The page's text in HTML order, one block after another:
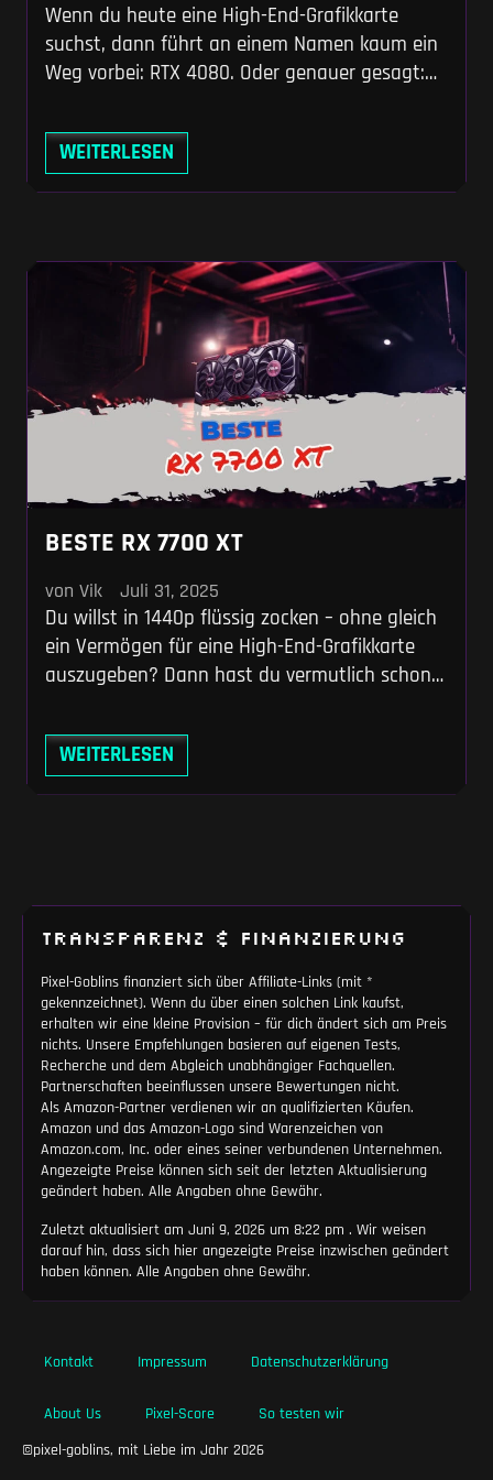
Wenn du heute eine High-End-Grafikkarte
suchst, dann führt an einem Namen kaum ein
Weg vorbei: RTX 4080. Oder genauer gesagt:
NVIDIA eine längst überfällige Preiskorrektur
vorgenommen – und gleichzeitig das Rennen
um die Krone der besten GPU unter 1000 Euro
WEITERLESEN
BESTE RX 7700 XT
von Vik Juli 31, 2025
Du willst in 1440p flüssig zocken – ohne gleich
ein Vermögen für eine High-End-Grafikkarte
auszugeben? Dann hast du vermutlich schon
geworfen. Diese Karte zielt genau auf Gamer
wie dich ab: ambitioniert, preisbewusst,
leistungsorientiert. Aber es ist kompliziert.
WEITERLESEN
TRANSPARENZ & FINANZIERUNG
Pixel-Goblins finanziert sich über Affiliate-Links (mit *
gekennzeichnet). Wenn du über einen solchen Link kaufst,
erhalten wir eine kleine Provision – für dich ändert sich am Preis
nichts. Unsere Empfehlungen basieren auf eigenen Tests,
Recherche und dem Abgleich unabhängiger Fachquellen.
Partnerschaften beeinflussen unsere Bewertungen nicht.
Als Amazon-Partner verdienen wir an qualifizierten Käufen.
Amazon und das Amazon-Logo sind Warenzeichen von
Amazon.com, Inc. oder eines seiner verbundenen Unternehmen.
Angezeigte Preise können sich seit der letzten Aktualisierung
geändert haben. Alle Angaben ohne Gewähr.
Zuletzt aktualisiert am Juni 9, 2026 um 8:22 pm . Wir weisen
darauf hin, dass sich hier angezeigte Preise inzwischen geändert
haben können. Alle Angaben ohne Gewähr.
©pixel-goblins, mit Liebe im Jahr 2026
Kontakt Impressum Datenschutzerklärung
About Us Pixel-Score So testen wir